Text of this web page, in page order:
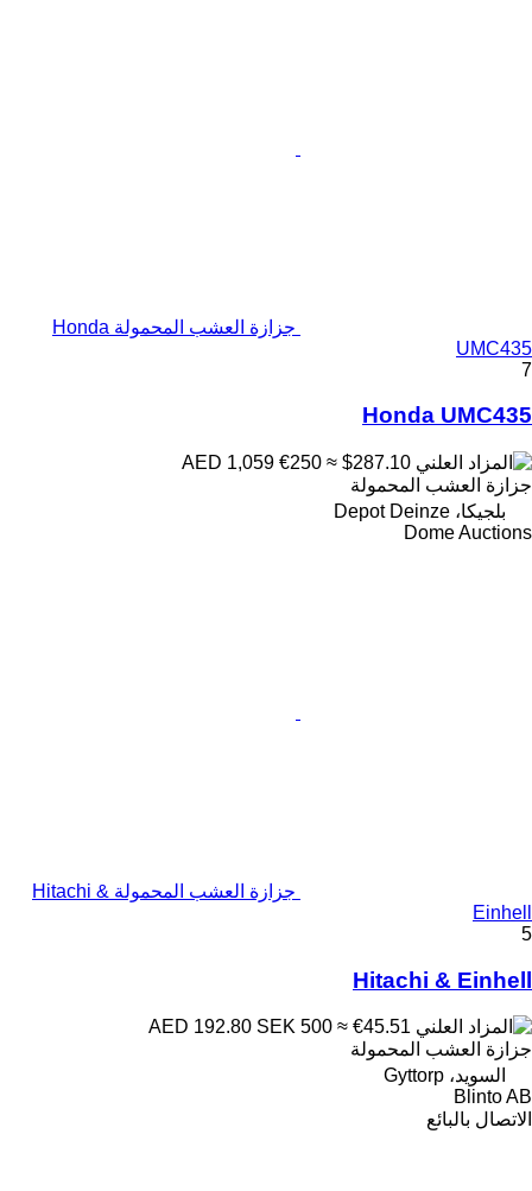
جزازة العشب المحمولة Honda
UMC435
7
Honda UMC435
€250 ≈ $287.10
جزازة العشب المحمولة
بلجيكا، Depot Deinze
Dome Auctions
جزازة العشب المحمولة Hitachi &
Einhell
5
Hitachi & Einhell
SEK 500 ≈ €45.51
جزازة العشب المحمولة
السويد، Gyttorp
Blinto AB
الاتصال بالبائع